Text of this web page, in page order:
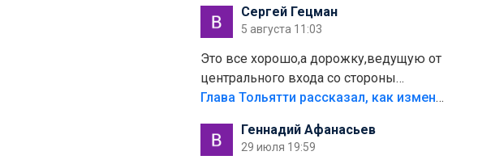
Сергей Гецман
5 августа 11:03
Это все хорошо,а дорожку,ведущую от
центрального входа со стороны
кафе"Мираж" к аттракционам слабо
плитки не хватило,т.к.осенью и зимой
лежала в парке и испортилась.Да
Глава Тольятти рассказал, как изменится парк Центрального района
Геннадий Афанасьев
29 июля 19:59